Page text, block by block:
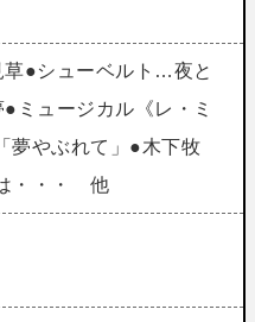
●シューベルト…夜と
ミュージカル《レ・ミ
夢やぶれて」●木下牧
・・・ 他